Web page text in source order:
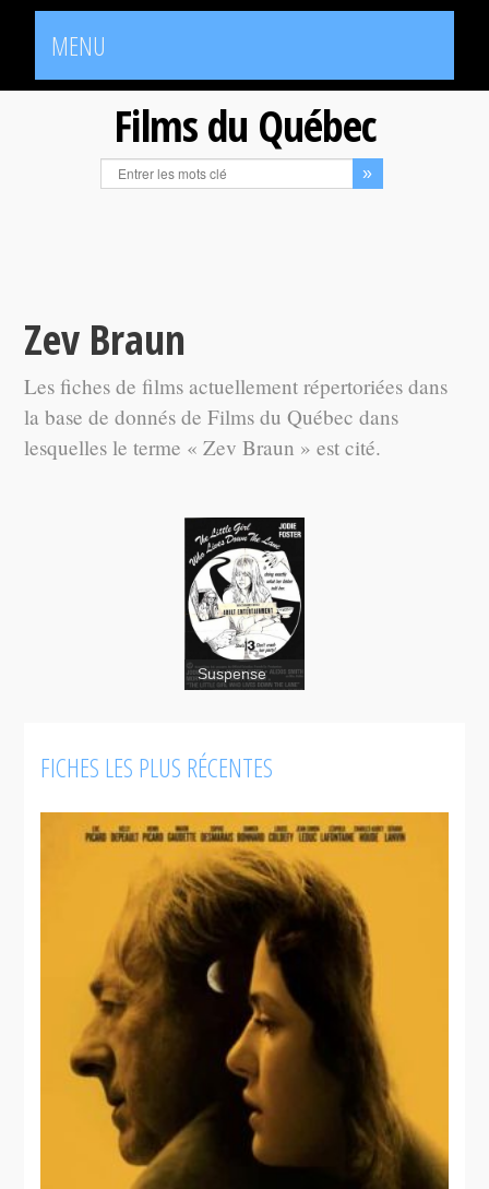
MENU
Films du Québec
Zev Braun
Les fiches de films actuellement répertoriées dans
la base de donnés de Films du Québec dans
lesquelles le terme « Zev Braun » est cité.
The Little
Girl Who
Lives Down
The Lane
Suspense
FICHES LES PLUS RÉCENTES